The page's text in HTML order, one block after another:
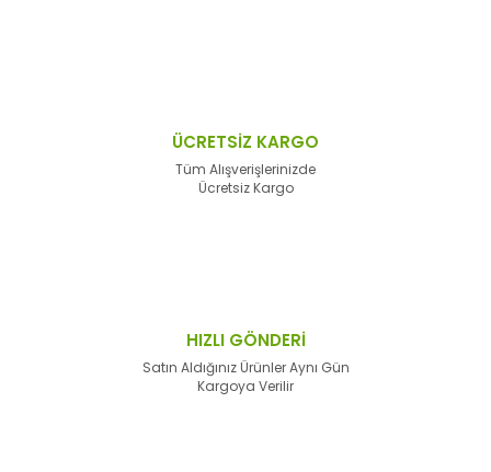
ÜCRETSİZ KARGO
Tüm Alışverişlerinizde
Ücretsiz Kargo
HIZLI GÖNDERİ
Satın Aldığınız Ürünler Aynı Gün
Kargoya Verilir